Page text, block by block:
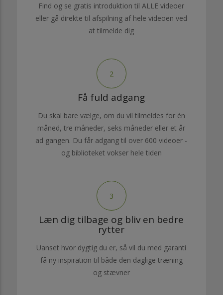
Find og se gratis introduktion til ALLE videoer
eller gå direkte til afspilning af hele videoen ved
at tilmelde dig
2
Få fuld adgang
Du skal bare vælge, om du vil tilmeldes for én
måned, tre måneder, seks måneder eller et år
ad gangen. Du får adgang til over 600 videoer -
og biblioteket vokser hele tiden
3
Læn dig tilbage og bliv en bedre
rytter
Uanset hvor dygtig du er, så vil du med garanti
få ny inspiration til både den daglige træning
og stævner